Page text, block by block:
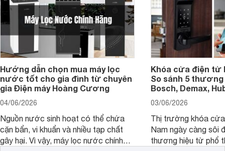
Hướng dẫn chọn mua máy lọc
nước tốt cho gia đình từ chuyên
gia Điện máy Hoàng Cương
04/06/2026
Nguồn nước sinh hoạt có thể chứa
cặn bẩn, vi khuẩn và nhiều tạp chất
gây hại. Vì vậy, máy lọc nước chính
Khóa cửa điện tử
So sánh 5 thương
Bosch, Demax,
03/06/2026
Thị trường khóa
Nam ngày càng sôi
thương hiệu từ phổ